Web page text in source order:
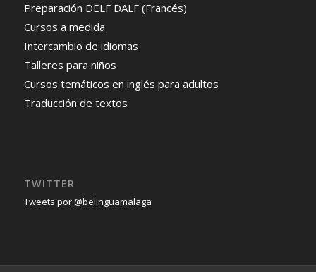
Preparación DELF DALF (Francés)
Cursos a medida
Intercambio de idiomas
Talleres para niños
Cursos temáticos en inglés para adultos
Traducción de textos
TWITTER
Tweets por @belinguamalaga